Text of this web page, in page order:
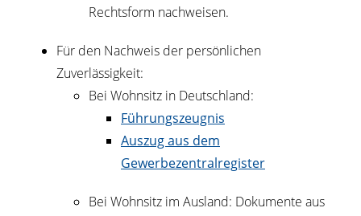
Rechtsform nachweisen.
Für den Nachweis der persönlichen
Zuverlässigkeit:
Bei Wohnsitz in Deutschland:
Führungszeugnis
Auszug aus dem
Gewerbezentralregister
Bei Wohnsitz im Ausland: Dokumente aus